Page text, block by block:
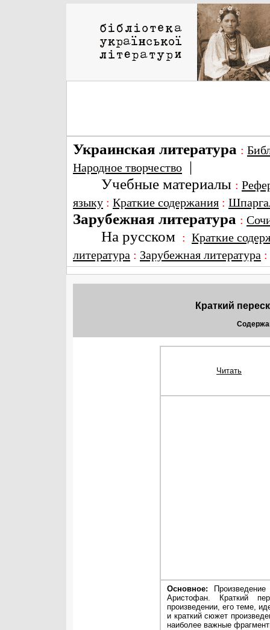
Украинская литература :
Народное творчество |
Учебные материалы :
языку : Краткие содержания :
Зарубежная литература :
На русском : Краткие
литература : Зарубежная литература
Краткий
Читать
Основное:
Аристофан. Краткий
произведении, его теме,
и краткий сюжет
наиболее важные